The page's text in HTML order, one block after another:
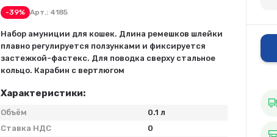
-39% Арт.: 4185
Набор амуниции для кошек. Длина ремешков шлейки
плавно регулируется ползунками и фиксируется
застежкой-фастекс. Для поводка сверху стальное
кольцо. Карабин с вертлюгом
Характеристики:
Объём
0.1 л
Ставка НДС
0